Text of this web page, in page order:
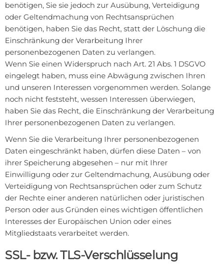
benötigen, Sie sie jedoch zur Ausübung, Verteidigung
oder Geltendmachung von Rechtsansprüchen
benötigen, haben Sie das Recht, statt der Löschung die
Einschränkung der Verarbeitung Ihrer
personenbezogenen Daten zu verlangen.
Wenn Sie einen Widerspruch nach Art. 21 Abs. 1 DSGVO
eingelegt haben, muss eine Abwägung zwischen Ihren
und unseren Interessen vorgenommen werden. Solange
noch nicht feststeht, wessen Interessen überwiegen,
haben Sie das Recht, die Einschränkung der Verarbeitung
Ihrer personenbezogenen Daten zu verlangen.
Wenn Sie die Verarbeitung Ihrer personenbezogenen
Daten eingeschränkt haben, dürfen diese Daten – von
ihrer Speicherung abgesehen – nur mit Ihrer
Einwilligung oder zur Geltendmachung, Ausübung oder
Verteidigung von Rechtsansprüchen oder zum Schutz
der Rechte einer anderen natürlichen oder juristischen
Person oder aus Gründen eines wichtigen öffentlichen
Interesses der Europäischen Union oder eines
Mitgliedstaats verarbeitet werden.
SSL- bzw. TLS-Verschlüsselung